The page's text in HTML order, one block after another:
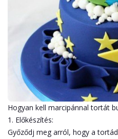
Hogyan kell marcipánnal tortát
1. Előkészítés:
Győződj meg arról, hogy a